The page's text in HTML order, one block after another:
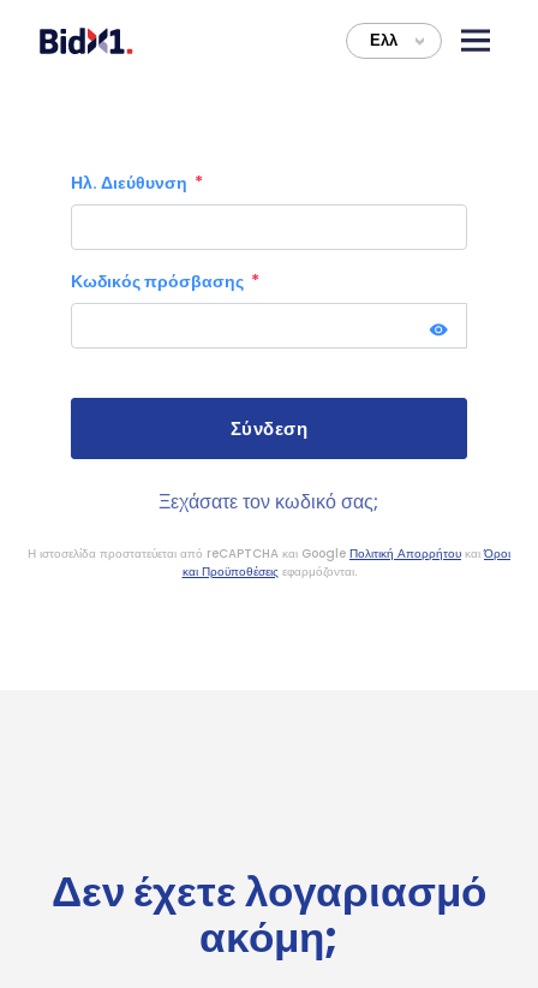
Ελλ >
Δεν έχετε λογαριασμό
ακόμη;
Ηλ. Διεύθυνση
Κωδικός πρόσβασης
Ξεχάσατε τον κωδικό σας;
Η ιστοσελίδα προστατεύεται από reCAPTCHA και Google Πολιτική Απορρήτου καιΌροι
και Προϋποθέσειςεφαρμόζονται.